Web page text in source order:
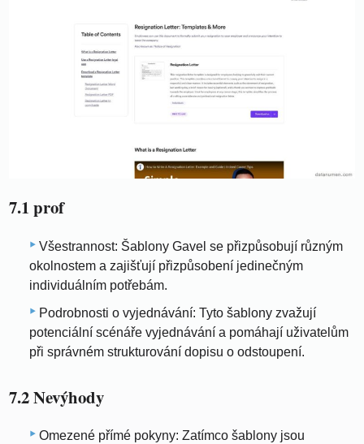
7.1 prof
Všestrannost: Šablony Gavel se přizpůsobují různým
okolnostem a zajišťují přizpůsobení jedinečným
individuálním potřebám.
Podrobnosti o vyjednávání: Tyto šablony zvažují
potenciální scénáře vyjednávání a pomáhají uživatelům
při správném strukturování dopisu o odstoupení.
7.2 Nevýhody
Omezené přímé pokyny: Zatímco šablony jsou